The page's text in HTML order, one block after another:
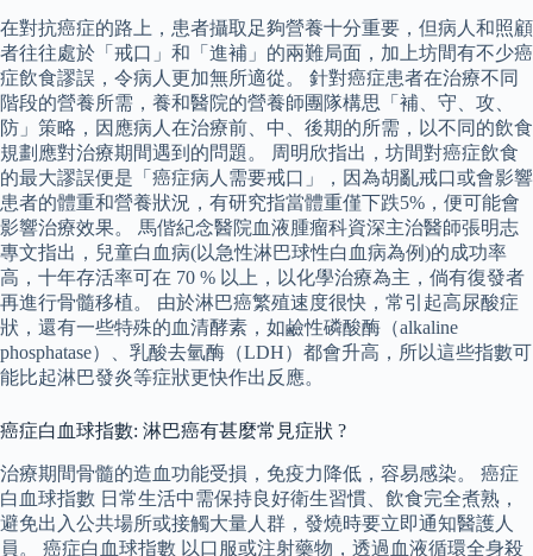
在對抗癌症的路上，患者攝取足夠營養十分重要，但病人和照顧
者往往處於「戒口」和「進補」的兩難局面，加上坊間有不少癌
症飲食謬誤，令病人更加無所適從。 針對癌症患者在治療不同
階段的營養所需，養和醫院的營養師團隊構思「補、守、攻、
防」策略，因應病人在治療前、中、後期的所需，以不同的飲食
規劃應對治療期間遇到的問題。 周明欣指出，坊間對癌症飲食
的最大謬誤便是「癌症病人需要戒口」，因為胡亂戒口或會影響
患者的體重和營養狀況，有研究指當體重僅下跌5%，便可能會
影響治療效果。 馬偕紀念醫院血液腫瘤科資深主治醫師張明志
專文指出，兒童白血病(以急性淋巴球性白血病為例)的成功率
高，十年存活率可在 70 % 以上，以化學治療為主，倘有復發者
再進行骨髓移植。 由於淋巴癌繁殖速度很快，常引起高尿酸症
狀，還有一些特殊的血清酵素，如鹼性磷酸酶（alkaline
phosphatase）、乳酸去氫酶（LDH）都會升高，所以這些指數可
能比起淋巴發炎等症狀更快作出反應。
癌症白血球指數: 淋巴癌有甚麼常見症狀 ?
治療期間骨髓的造血功能受損，免疫力降低，容易感染。 癌症
白血球指數 日常生活中需保持良好衛生習慣、飲食完全煮熟，
避免出入公共場所或接觸大量人群，發燒時要立即通知醫護人
員。 癌症白血球指數 以口服或注射藥物，透過血液循環全身殺